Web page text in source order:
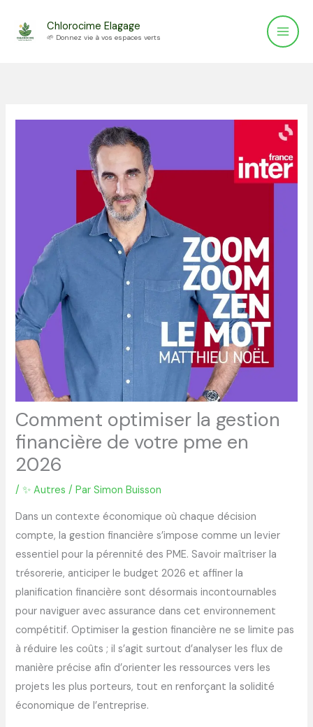
Chlorocime Elagage
🌱 Donnez vie à vos espaces verts
Comment optimiser la gestion
financière de votre pme en
2026
/✨ Autres / ParSimon Buisson
Dans un contexte économique où chaque décision
compte, la gestion financière s’impose comme un levier
essentiel pour la pérennité des PME. Savoir maîtriser la
trésorerie, anticiper le budget 2026 et affiner la
planification financière sont désormais incontournables
pour naviguer avec assurance dans cet environnement
compétitif. Optimiser la gestion financière ne se limite pas
à réduire les coûts ; il s’agit surtout d’analyser les flux de
manière précise afin d’orienter les ressources vers les
projets les plus porteurs, tout en renforçant la solidité
économique de l’entreprise.